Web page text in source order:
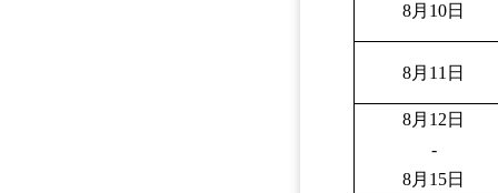
8月 10日
8月 11 日
8月 12 日
-
8月 15日